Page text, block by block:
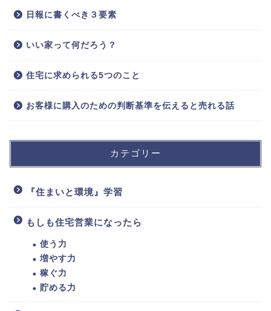
日報に書くべき３要素
いい家って何だろう？
住宅に求められる5つのこと
お客様に購入のための判断基準を伝えると売れる話
カテゴリー
『住まいと環境』学習
もしも住宅営業になったら
使う力
増やす力
稼ぐ力
貯める力